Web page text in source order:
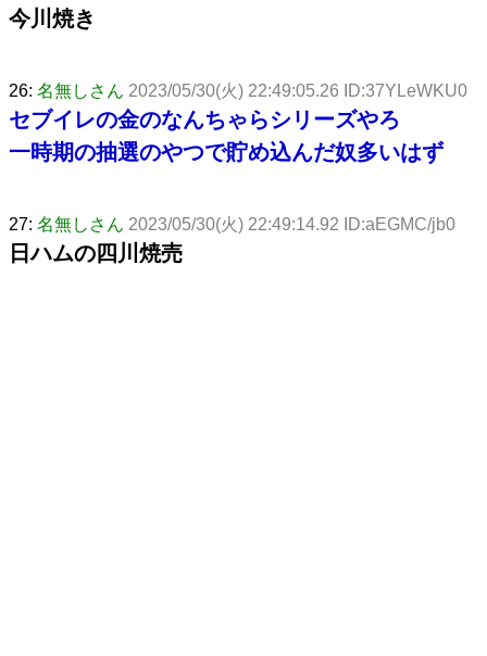
今川焼き
26: 名無しさん 2023/05/30(火) 22:49:05.26 ID:37YLeWKU0
セブイレの金のなんちゃらシリーズやろ
一時期の抽選のやつで貯め込んだ奴多いはず
27: 名無しさん 2023/05/30(火) 22:49:14.92 ID:aEGMC/jb0
日ハムの四川焼売